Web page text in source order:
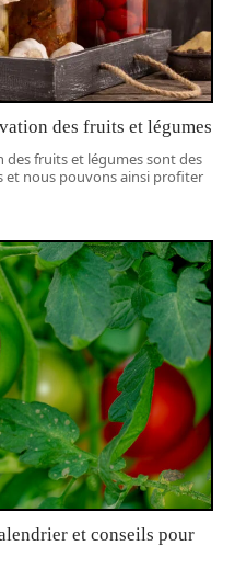
des fruits et légumes
fruits et légumes sont des
et nous pouvons ainsi profiter
et conseils pour